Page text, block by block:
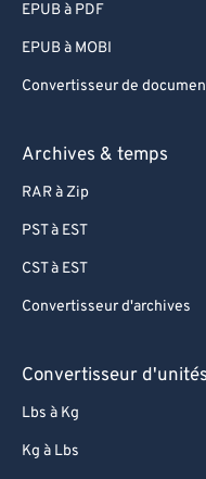
EPUB à PDF
EPUB à MOBI
Convertisseur de
Archives & temps
RAR à Zip
PST à EST
CST à EST
Convertisseur d'archives
Convertisseur d'unités
Lbs à Kg
Kg à Lbs